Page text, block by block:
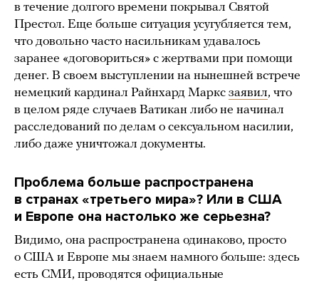
в течение долгого времени покрывал Святой
Престол. Еще больше ситуация усугубляется тем,
что довольно часто насильникам удавалось
заранее «договориться» с жертвами при помощи
денег. В своем выступлении на нынешней встрече
немецкий кардинал Райнхард Маркс заявил, что
в целом ряде случаев Ватикан либо не начинал
расследований по делам о сексуальном насилии,
либо даже уничтожал документы.
Проблема больше распространена
в странах «третьего мира»? Или в США
и Европе она настолько же серьезна?
Видимо, она распространена одинаково, просто
о США и Европе мы знаем намного больше: здесь
есть СМИ, проводятся официальные